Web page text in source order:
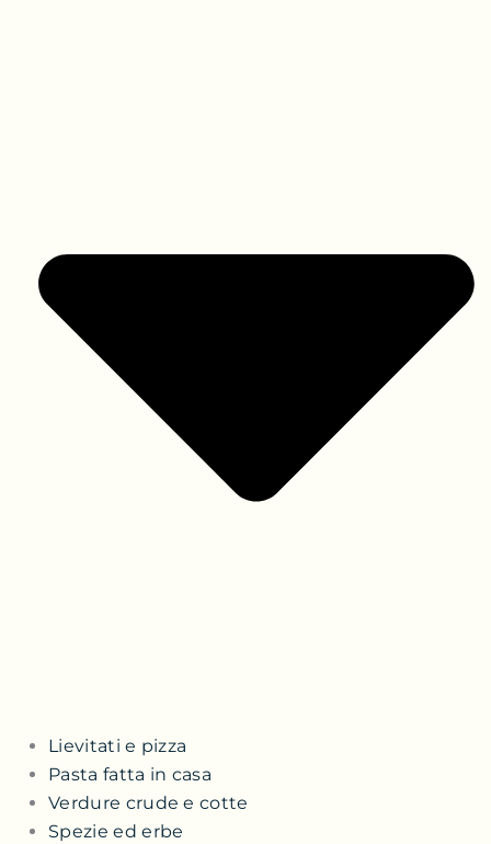
Lievitati e pizza
Pasta fatta in casa
Verdure crude e cotte
Spezie ed erbe